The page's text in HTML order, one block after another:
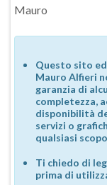
Mauro
Questo sito
Mauro Alfieri
garanzia di
completezza,
disponibilità
servizi o
qualsiasi
Ti chiedo di
prima di